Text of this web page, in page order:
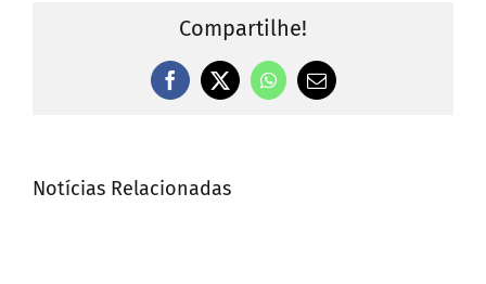
Compartilhe!
Facebook
X WhatsApp
E-
Notícias Relacionadas